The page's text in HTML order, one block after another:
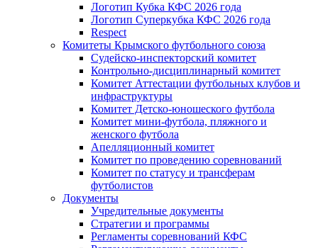
Логотип Кубка КФС 2026 года
Логотип Суперкубка КФС 2026 года
Respect
Комитеты Крымского футбольного союза
Судейско-инспекторский комитет
Контрольно-дисциплинарный комитет
Комитет Аттестации футбольных клубов и
инфраструктуры
Комитет Детско-юношеского футбола
Комитет мини-футбола, пляжного и
женского футбола
Апелляционный комитет
Комитет по проведению соревнований
Комитет по статусу и трансферам
футболистов
Документы
Учредительные документы
Стратегии и программы
Регламенты соревнований КФС